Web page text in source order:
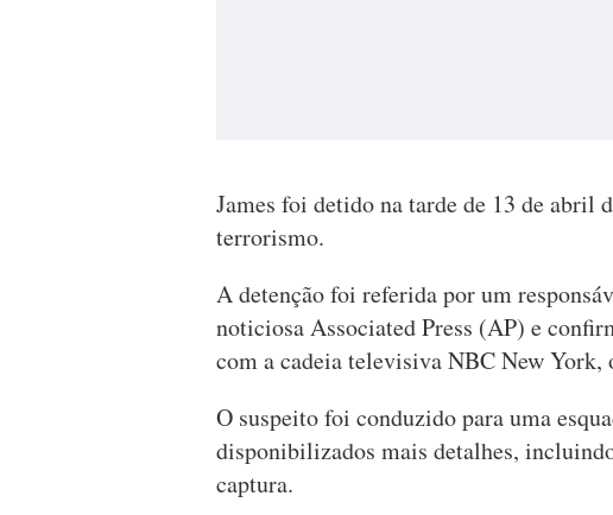
James foi detido na tarde de 13 de abril
terrorismo.
A detenção foi referida por um
noticiosa Associated Press (AP) e
com a cadeia televisiva NBC New
O suspeito foi conduzido para uma
disponibilizados mais detalhes,
captura.